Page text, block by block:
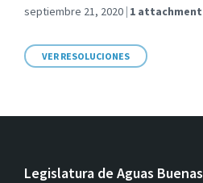
septiembre 21, 2020 1 attachment
VER RESOLUCIONES
Legislatura de Aguas Buenas